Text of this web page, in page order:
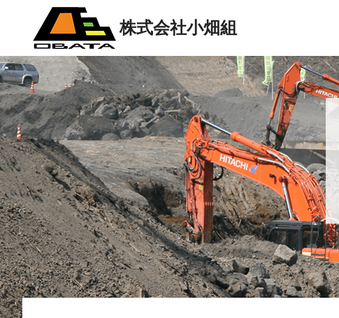
株式会社小畑組